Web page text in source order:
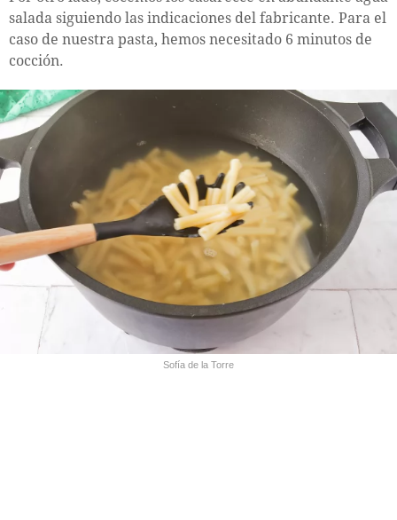
salada siguiendo las indicaciones del fabricante. Para el
caso de nuestra pasta, hemos necesitado 6 minutos de
cocción.
Sofía de la Torre